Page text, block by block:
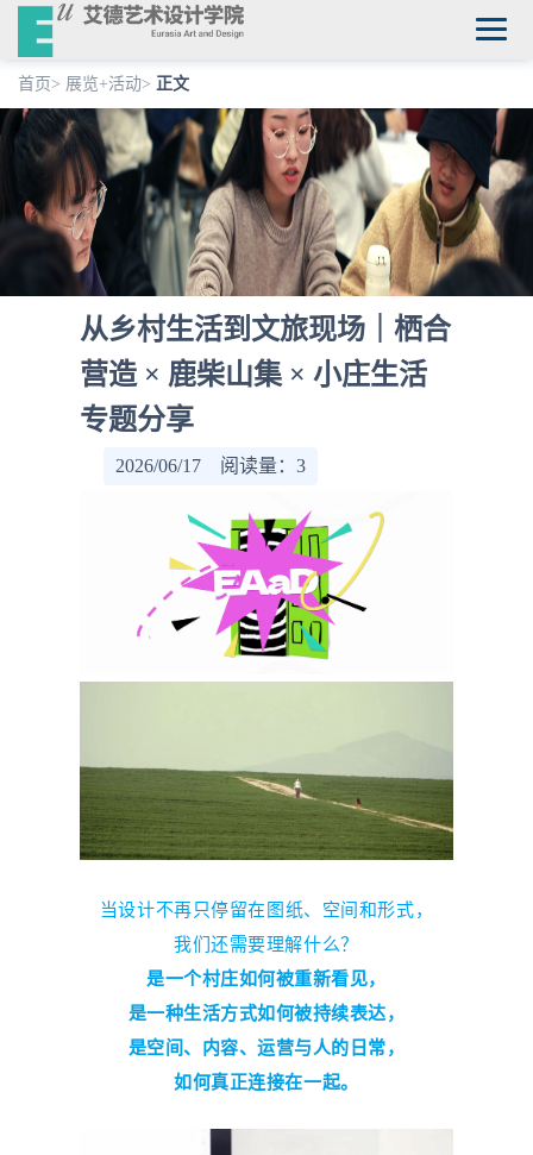
首页> 展览+活动> 正文
从乡村生活到文旅现场｜栖合
营造 × 鹿柴山集 × 小庄生活
专题分享
2026/06/17 阅读量：3
当设计不再只停留在图纸、空间和形式，
我们还需要理解什么？
是一个村庄如何被重新看见，
是一种生活方式如何被持续表达，
是空间、内容、运营与人的日常，
如何真正连接在一起。